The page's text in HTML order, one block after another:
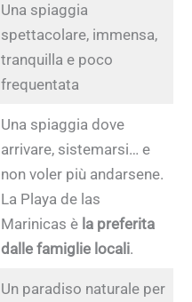
Una spiaggia
spettacolare, immensa,
tranquilla e poco
frequentata
Una spiaggia dove
arrivare, sistemarsi… e
non voler più andarsene.
La Playa de las
Marinicas è la preferita
dalle famiglie locali.
Un paradiso naturale per